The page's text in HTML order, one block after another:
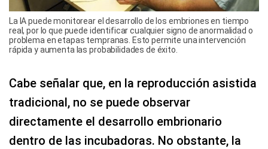
La IA puede monitorear el desarrollo de los embriones en tiempo
real, por lo que puede identificar cualquier signo de anormalidad o
problema en etapas tempranas. Esto permite una intervención
rápida y aumenta las probabilidades de éxito.
Cabe señalar que, en la reproducción asistida
tradicional, no se puede observar
directamente el desarrollo embrionario
dentro de las incubadoras. No obstante, la